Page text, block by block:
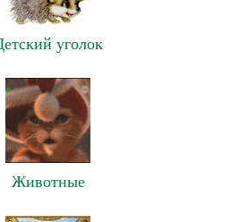
уголок
Животные